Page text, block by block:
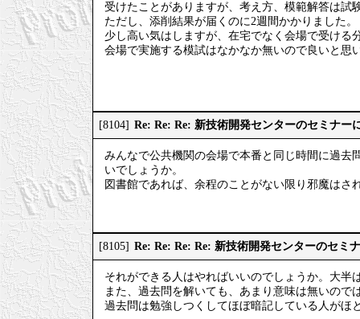
受けたことがありますが、考え方、模範解答は試
ただし、添削結果が届くのに2週間かかりました。
少し高い気はしますが、在宅でなく会場で受ける
会場で実施する模試はなかなか無いので良いと思
[8104] Re: Re: Re: 新技術開発センターのセミナー
みんなで公共機関の会場で本番と同じ時間に過去
いでしょうか。
図書館であれば、余程のことがない限り邪魔はさ
[8105] Re: Re: Re: Re: 新技術開発センターのセミ
それができる人はやればいいのでしょうか。大半
また、過去問を解いても、あまり意味は無いので
過去問は勉強しつくしてほぼ暗記している人がほ